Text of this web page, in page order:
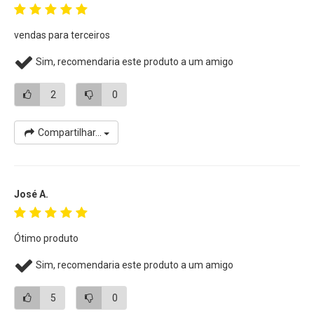
vendas para terceiros
Sim, recomendaria este produto a um amigo
2 0
Compartilhar...
José A.
Ótimo produto
Sim, recomendaria este produto a um amigo
5 0